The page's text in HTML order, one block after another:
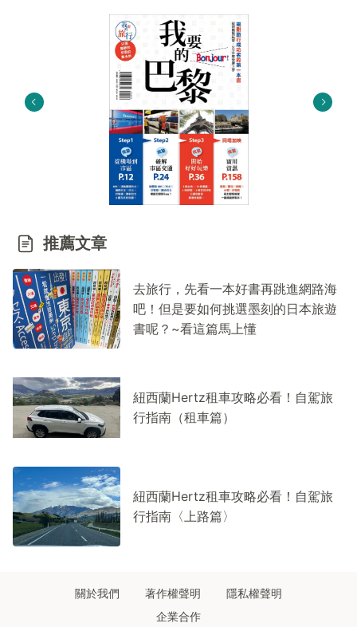
推薦文章
去旅行，先看一本好書再跳進網路海
吧！但是要如何挑選墨刻的日本旅遊
書呢？~看這篇馬上懂
紐西蘭Hertz租車攻略必看！自駕旅
行指南（租車篇）
紐西蘭Hertz租車攻略必看！自駕旅
行指南〈上路篇〉
關於我們 著作權聲明
隱私權聲明
企業合作